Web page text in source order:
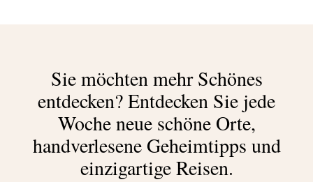
Sie möchten mehr Schönes
entdecken?Entdecken Sie jede
Woche neue schöne Orte,
handverlesene Geheimtipps und
einzigartige Reisen.